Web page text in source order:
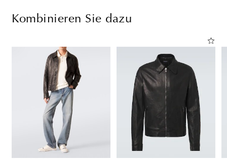
Kombinieren Sie dazu